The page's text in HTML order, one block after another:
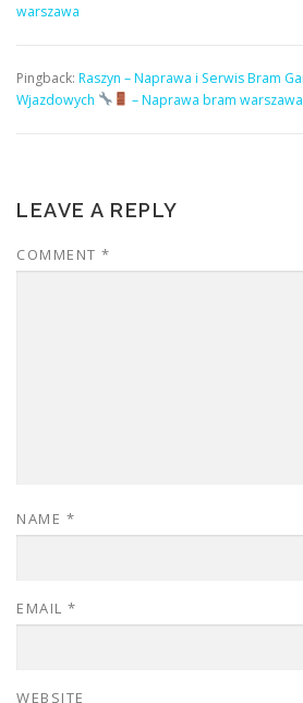
warszawa
Pingback: Raszyn – Naprawa i Serwis Bram
Wjazdowych
– Naprawa bram warszawa
LEAVE A REPLY
COMMENT *
NAME *
EMAIL *
WEBSITE